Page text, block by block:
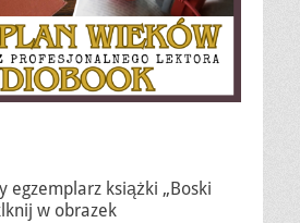
egzemplarz książki „Boski
w obrazek